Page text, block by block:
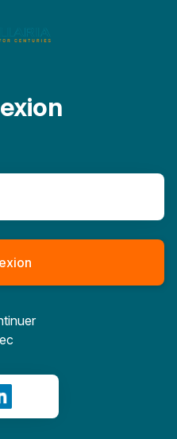
connecter avec LinkedIn